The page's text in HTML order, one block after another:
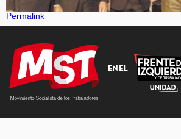
Permalink